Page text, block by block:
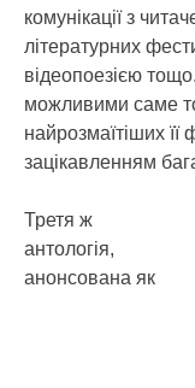
комунікації з
літературних
відеопоезією
можливими саме
найрозмаїтіших
зацікавленням
Третя ж
антологія,
анонсована як